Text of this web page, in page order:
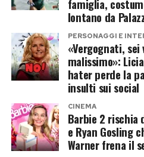
lasciare il prossimo
dall’inquadratura.
Post Views: 145
commenti e auguri da
espresso vicinanza all’ex
Islande gli hanno
guarigione.
Post Views: 309
sembrerebbe orientato
La proposta, tuttavia,
diversi rispetto al
pronto a tornare a
condotta da Ilary Blasi,
possibilità di coinvolgere
Martinez, imprenditore
di Casalino.
famiglia,
lontano da
PERSONAGGI E
«Vergognati, sei
malissimo»:
hater perde la
insulti sui social
CINEMA
Barbie 2 rischia
e Ryan Gosling
Warner frena il